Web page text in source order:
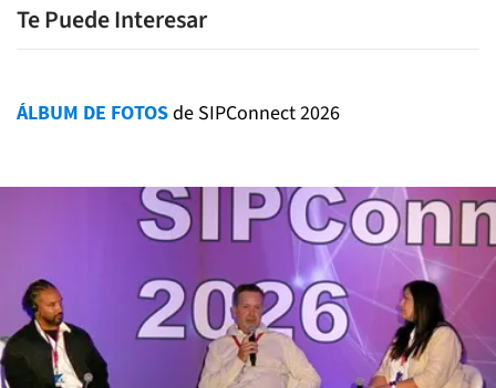
Te Puede Interesar
ÁLBUM DE FOTOSde SIPConnect 2026